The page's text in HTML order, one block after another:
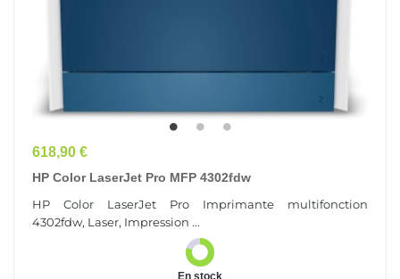
Prix
618,90 €
HP Color LaserJet Pro MFP 4302fdw
HP Color LaserJet Pro Imprimante multifonction
4302fdw, Laser, Impression ...
En stock